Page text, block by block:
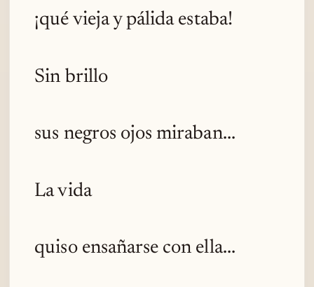
¡qué vieja y pálida estaba!
Sin brillo
sus negros ojos miraban...
La vida
quiso ensañarse con ella...